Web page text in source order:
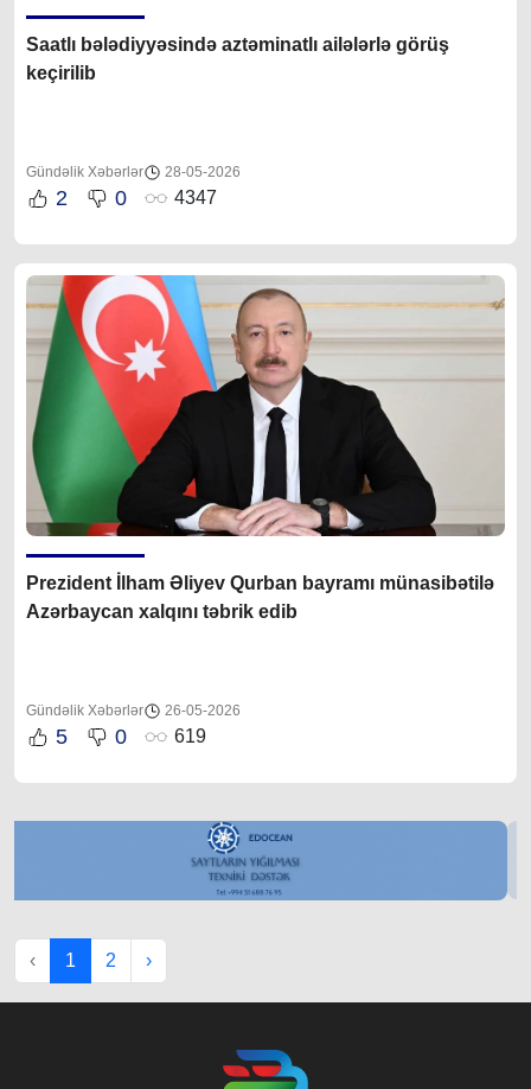
Saatlı bələdiyyəsində aztəminatlı ailələrlə görüş
keçirilib
Gündəlik Xəbərlər 28-05-2026
2 0 4347
Prezident İlham Əliyev Qurban bayramı münasibətilə
Azərbaycan xalqını təbrik edib
Gündəlik Xəbərlər 26-05-2026
5 0 619
‹ 1 2 ›